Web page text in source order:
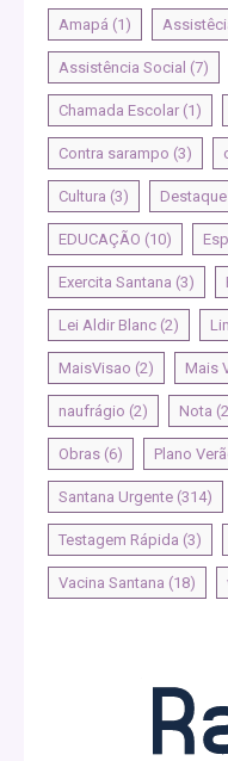
Amapá (1)
Assistência Social (7)
Chamada Escolar (1)
Contra sarampo (3)
Cultura (3) Destaque
EDUCAÇÃO (10)
Exercita Santana (3)
Lei Aldir Blanc (2)
MaisVisao (2) Mais
naufrágio (2) Nota
Obras (6) Plano
Santana Urgente (314)
Testagem Rápida (3)
Vacina Santana (18)